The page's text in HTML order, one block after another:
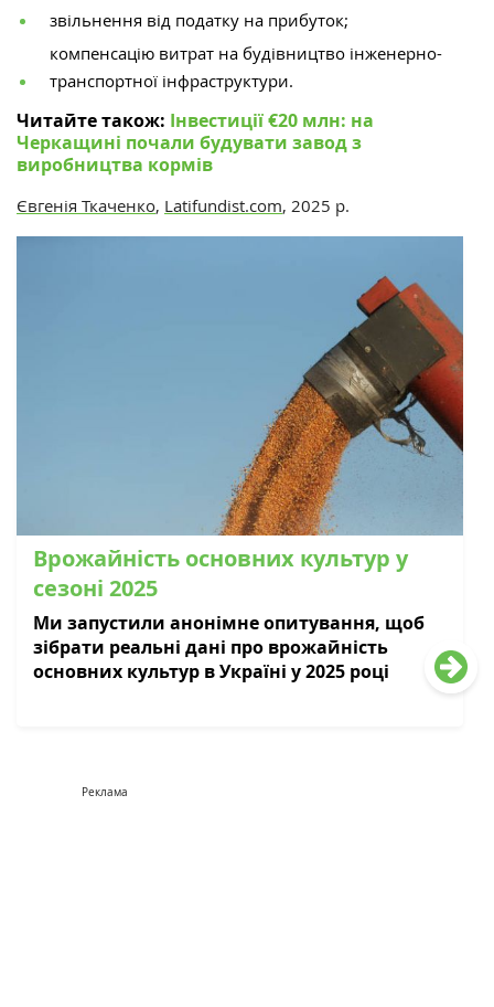
звільнення від податку на прибуток;
компенсацію витрат на будівництво інженерно-
транспортної інфраструктури.
Читайте також: Інвестиції €20 млн: на
Черкащині почали будувати завод з
виробництва кормів
Євгенія Ткаченко, Latifundist.com, 2025 р.
Врожайність основних культур у
сезоні 2025
Ми запустили анонімне опитування, щоб
зібрати реальні дані про врожайність
основних культур в Україні у 2025 році
Реклама